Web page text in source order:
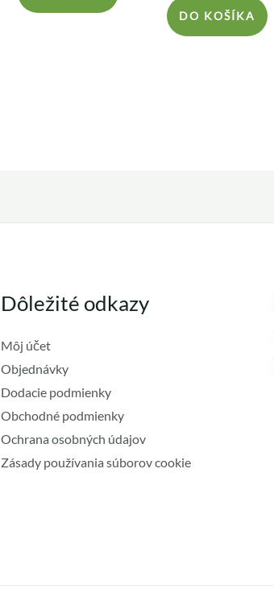
DO KOŠÍKA
Dôležité odkazy
Môj účet
Objednávky
Dodacie podmienky
Obchodné podmienky
Ochrana osobných údajov
Zásady používania súborov cookie